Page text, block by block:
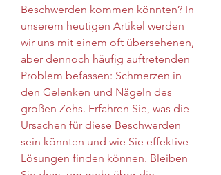
Beschwerden kommen könnten? In
unserem heutigen Artikel werden
wir uns mit einem oft übersehenen,
aber dennoch häufig auftretenden
Problem befassen: Schmerzen in
den Gelenken und Nägeln des
großen Zehs. Erfahren Sie, was die
Ursachen für diese Beschwerden
sein könnten und wie Sie effektive
Lösungen finden können. Bleiben